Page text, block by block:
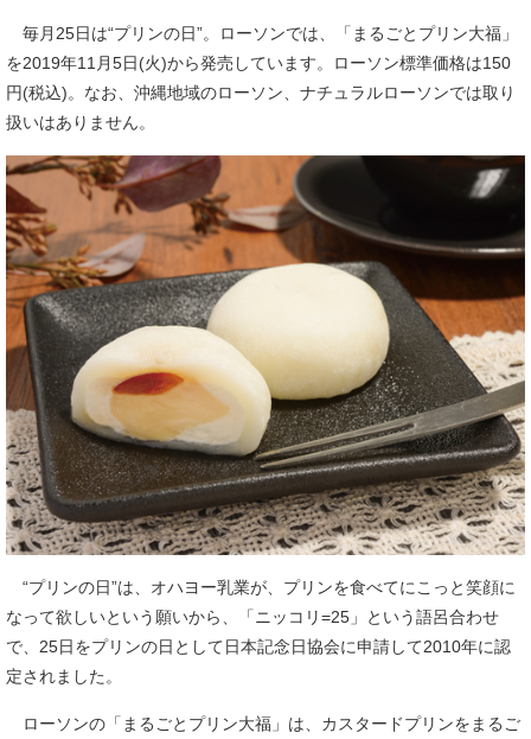
毎月25日は“プリンの日”。ローソンでは、「まるごとプリン大福」
を2019年11月5日(火)から発売しています。ローソン標準価格は150
円(税込)。なお、沖縄地域のローソン、ナチュラルローソンでは取り
扱いはありません。
“プリンの日”は、オハヨー乳業が、プリンを食べてにこっと笑顔に
なって欲しいという願いから、「ニッコリ=25」という語呂合わせ
で、25日をプリンの日として日本記念日協会に申請して2010年に認
定されました。
ローソンの「まるごとプリン大福」は、カスタードプリンをまるご